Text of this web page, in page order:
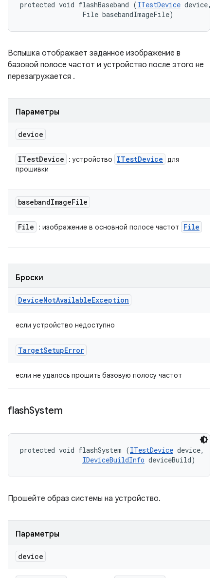
protected void flashBaseband (ITestDevice device,
                File basebandImageFile)
Вспышка отображает заданное изображение в
базовой полосе частот и устройство после этого не
перезагружается .
Параметры
device
ITestDevice : устройство ITestDevice для
прошивки
basebandImageFile
File : изображение в основной полосе частот File
Броски
DeviceNotAvailableException
если устройство недоступно
TargetSetupError
если не удалось прошить базовую полосу частот
flashSystem
protected void flashSystem (ITestDevice device,
IDeviceBuildInfo deviceBuild)
Прошейте образ системы на устройство.
Параметры
device